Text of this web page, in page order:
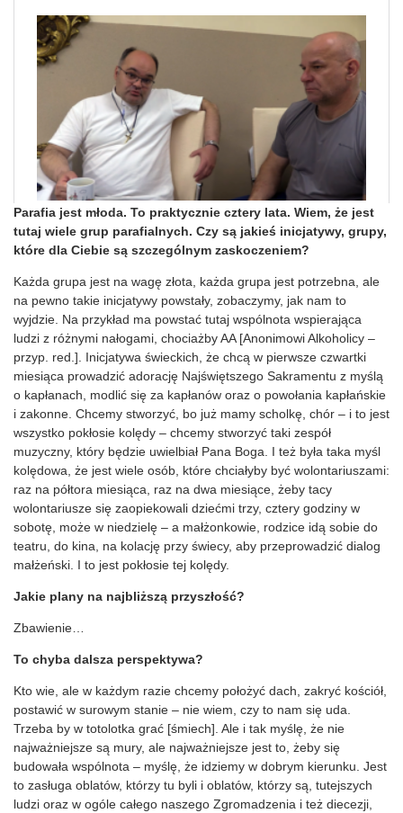
Parafia jest młoda. To praktycznie cztery lata. Wiem, że jest
tutaj wiele grup parafialnych. Czy są jakieś inicjatywy, grupy,
które dla Ciebie są szczególnym zaskoczeniem?
Każda grupa jest na wagę złota, każda grupa jest potrzebna, ale
na pewno takie inicjatywy powstały, zobaczymy, jak nam to
wyjdzie. Na przykład ma powstać tutaj wspólnota wspierająca
ludzi z różnymi nałogami, chociażby AA [Anonimowi Alkoholicy –
przyp. red.]. Inicjatywa świeckich, że chcą w pierwsze czwartki
miesiąca prowadzić adorację Najświętszego Sakramentu z myślą
o kapłanach, modlić się za kapłanów oraz o powołania kapłańskie
i zakonne. Chcemy stworzyć, bo już mamy scholkę, chór – i to jest
wszystko pokłosie kolędy – chcemy stworzyć taki zespół
muzyczny, który będzie uwielbiał Pana Boga. I też była taka myśl
kolędowa, że jest wiele osób, które chciałyby być wolontariuszami:
raz na półtora miesiąca, raz na dwa miesiące, żeby tacy
wolontariusze się zaopiekowali dziećmi trzy, cztery godziny w
sobotę, może w niedzielę – a małżonkowie, rodzice idą sobie do
teatru, do kina, na kolację przy świecy, aby przeprowadzić dialog
małżeński. I to jest pokłosie tej kolędy.
Jakie plany na najbliższą przyszłość?
Zbawienie…
To chyba dalsza perspektywa?
Kto wie, ale w każdym razie chcemy położyć dach, zakryć kościół,
postawić w surowym stanie – nie wiem, czy to nam się uda.
Trzeba by w totolotka grać [śmiech]. Ale i tak myślę, że nie
najważniejsze są mury, ale najważniejsze jest to, żeby się
budowała wspólnota – myślę, że idziemy w dobrym kierunku. Jest
to zasługa oblatów, którzy tu byli i oblatów, którzy są, tutejszych
ludzi oraz w ogóle całego naszego Zgromadzenia i też diecezji,